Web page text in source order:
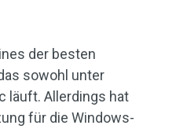
der besten
sowohl unter
läuft. Allerdings hat
für die Windows-